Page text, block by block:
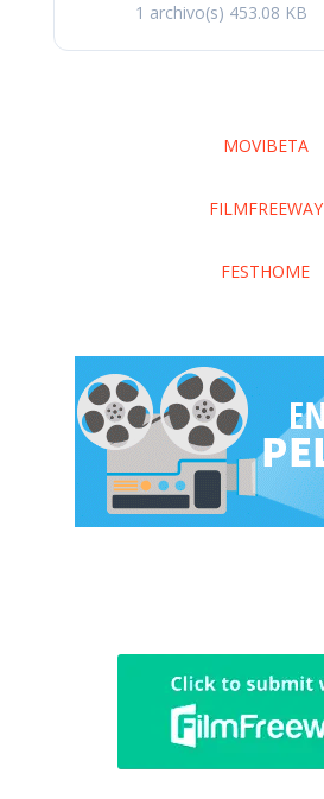
1 archivo(s) 453.08 KB
MOVIBETA
FILMFREEWAY
FESTHOME